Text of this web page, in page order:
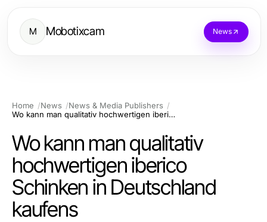
M Mobotixcam News
Home News
News & Media Publishers
Wo kann man qualitativ hochwertigen iberico Schinken in Deutschland kaufens
Wo kann man qualitativ
hochwertigen iberico
Schinken in Deutschland
kaufens